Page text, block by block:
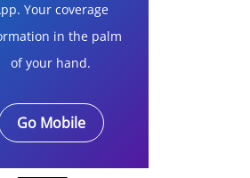
Your coverage
in the palm
of your hand.
Go Mobile